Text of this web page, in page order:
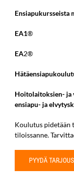
Ensiapukursseista
EA1®
EA2®
Hoitolaitoksien- ja
ensiapu- ja
Koulutus pidetään
tiloissanne.
PYYDÄ TARJOUS